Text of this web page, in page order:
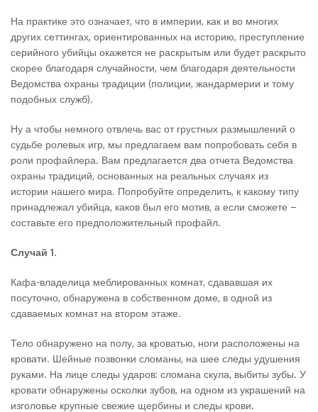
На практике это означает, что в империи, как и во многих
других сеттингах, ориентированных на историю, преступление
серийного убийцы окажется не раскрытым или будет раскрыто
скорее благодаря случайности, чем благодаря деятельности
Ведомства охраны традиции (полиции, жандармерии и тому
подобных служб).
Ну а чтобы немного отвлечь вас от грустных размышлений о
судьбе ролевых игр, мы предлагаем вам попробовать себя в
роли профайлера. Вам предлагается два отчета Ведомства
охраны традиций, основанных на реальных случаях из
истории нашего мира. Попробуйте определить, к какому типу
принадлежал убийца, каков был его мотив, а если сможете –
составьте его предположительный профайл.
Случай 1.
Кафа-владелица меблированных комнат, сдававшая их
посуточно, обнаружена в собственном доме, в одной из
сдаваемых комнат на втором этаже.
Тело обнаружено на полу, за кроватью, ноги расположены на
кровати. Шейные позвонки сломаны, на шее следы удушения
руками. На лице следы ударов: сломана скула, выбиты зубы. У
кровати обнаружены осколки зубов, на одном из украшений на
изголовье крупные свежие щербины и следы крови.